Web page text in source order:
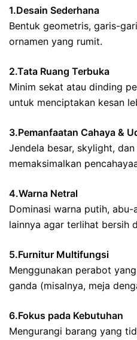
1.Desain Sederhana
Bentuk geometris, garis-
ornamen yang rumit.
2.Tata Ruang Terbuka
Minim sekat atau dinding
untuk menciptakan kesan
3.Pemanfaatan Cahaya &
Jendela besar, skylight,
memaksimalkan
4.Warna Netral
Dominasi warna putih,
lainnya agar terlihat bersih
5.Furnitur Multifungsi
Menggunakan perabot
ganda (misalnya, meja
6.Fokus pada Kebutuhan
Mengurangi barang yang